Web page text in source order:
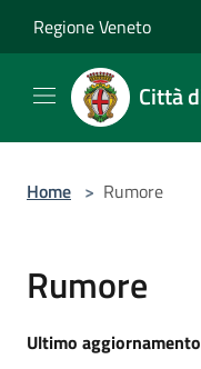
Regione Veneto
Città
Home > Rumore
Rumore
Ultimo aggiornamento